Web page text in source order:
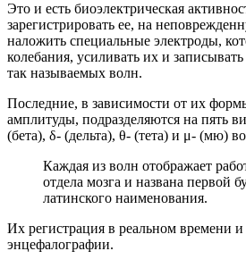
Это и есть биоэлектрическая
зарегистрировать ее, на
наложить специальные электроды,
колебания, усиливать их и
так называемых волн.
Последние, в зависимости от их
амплитуды, подразделяются на пять
(бета), δ- (дельта), θ- (тета) и μ- (мю)
Каждая из волн отображает
отдела мозга и названа первой
латинского наименования.
Их регистрация в реальном времени и
энцефалографии.